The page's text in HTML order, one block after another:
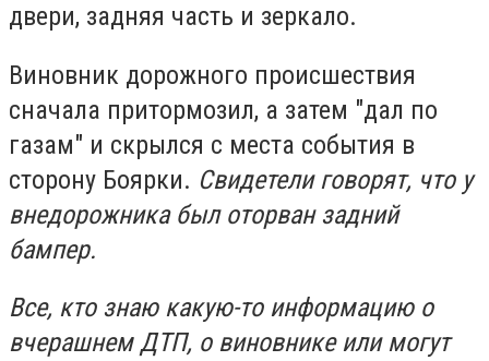
двери, задняя часть и зеркало.
Виновник дорожного происшествия
сначала притормозил, а затем "дал по
газам" и скрылся с места события в
сторону Боярки. Свидетели говорят, что у
внедорожника был оторван задний
бампер.
Все, кто знаю какую-то информацию о
вчерашнем ДТП, о виновнике или могут